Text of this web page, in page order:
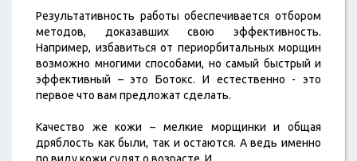
Результативность работы обеспечивается отбором
методов, доказавших свою эффективность.
Например, избавиться от периорбитальных морщин
возможно многими способами, но самый быстрый и
эффективный – это Ботокс. И естественно - это
первое что вам предложат сделать.
Качество же кожи – мелкие морщинки и общая
дряблость как были, так и остаются. А ведь именно